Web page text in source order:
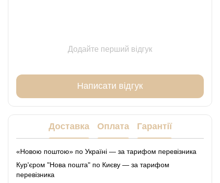
Додайте перший відгук
Написати відгук
Доставка Оплата Гарантії
«Новою поштою» по Україні — за тарифом перевізника
Кур'єром "Нова пошта" по Києву — за тарифом
перевізника